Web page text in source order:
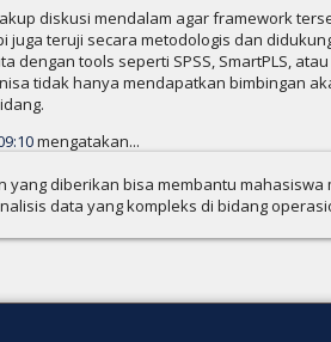
diskusi mendalam agar framework
juga teruji secara metodologis dan
dengan tools seperti SPSS, SmartPLS,
tidak hanya mendapatkan bimbingan
mengatakan...
yang diberikan bisa membantu mahasiswa
data yang kompleks di bidang